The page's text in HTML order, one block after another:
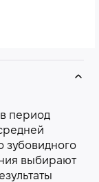
в период
зубовидного
выбирают